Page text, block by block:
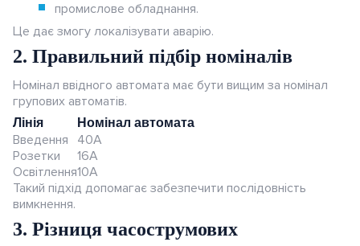
промислове обладнання.
Це дає змогу локалізувати аварію.
2. Правильний підбір номіналів
Номінал ввідного автомата має бути вищим за номінал
групових автоматів.
Лінія Номінал автомата
Введення
40А
Розетки
16А
Освітлення10А
Такий підхід допомагає забезпечити послідовність
вимкнення.
3. Різниця часострумових